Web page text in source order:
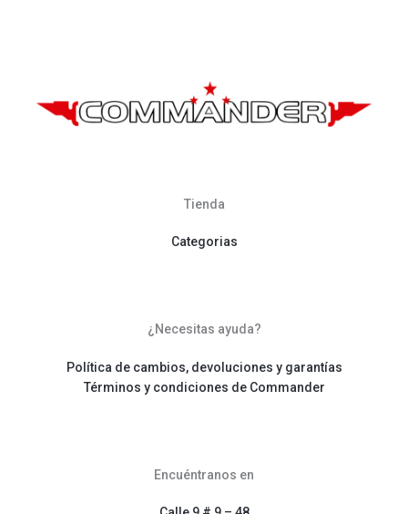
Tienda
Categorias
¿Necesitas ayuda?
Política de cambios, devoluciones y garantías
Términos y condiciones de Commander
Encuéntranos en